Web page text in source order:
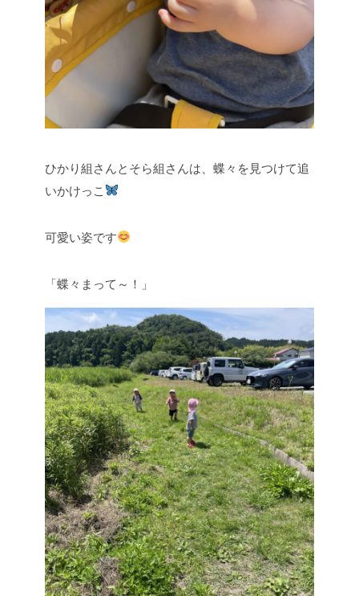
ひかり組さんとそら組さんは、蝶々を見つけて追
いかけっこ
可愛い姿です
「蝶々まって～！」